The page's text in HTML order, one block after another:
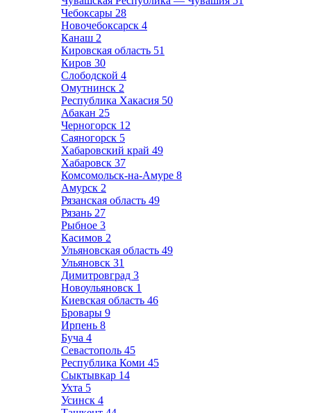
Чебоксары 28
Новочебоксарск 4
Канаш 2
Кировская область 51
Киров 30
Слободской 4
Омутнинск 2
Республика Хакасия 50
Абакан 25
Черногорск 12
Саяногорск 5
Хабаровский край 49
Хабаровск 37
Комсомольск-на-Амуре 8
Амурск 2
Рязанская область 49
Рязань 27
Рыбное 3
Касимов 2
Ульяновская область 49
Ульяновск 31
Димитровград 3
Новоульяновск 1
Киевская область 46
Бровары 9
Ирпень 8
Буча 4
Севастополь 45
Республика Коми 45
Сыктывкар 14
Ухта 5
Усинск 4